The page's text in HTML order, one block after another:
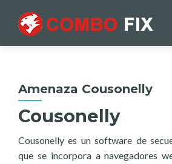
Amenaza Cousonelly
Cousonelly
Cousonelly es un software de
que se incorpora a navegadores